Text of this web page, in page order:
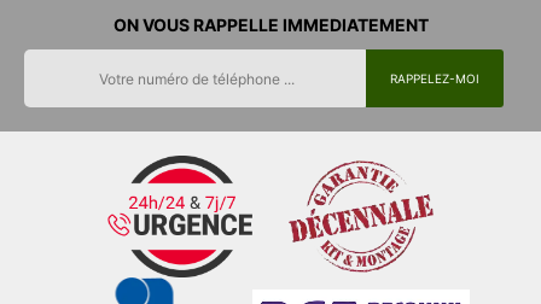
ON VOUS RAPPELLE IMMEDIATEMENT